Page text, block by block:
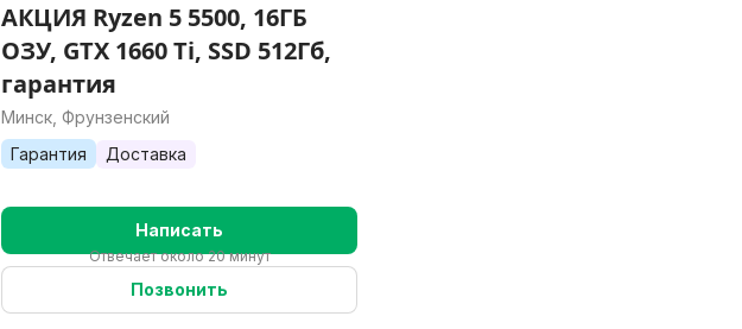
АКЦИЯ Ryzen 5 5500, 16ГБ
ОЗУ, GTX 1660 Ti, SSD 512Гб,
гарантия
Минск, Фрунзенский
Гарантия
Доставка
Написать
Отвечает около 20 минут
Позвонить